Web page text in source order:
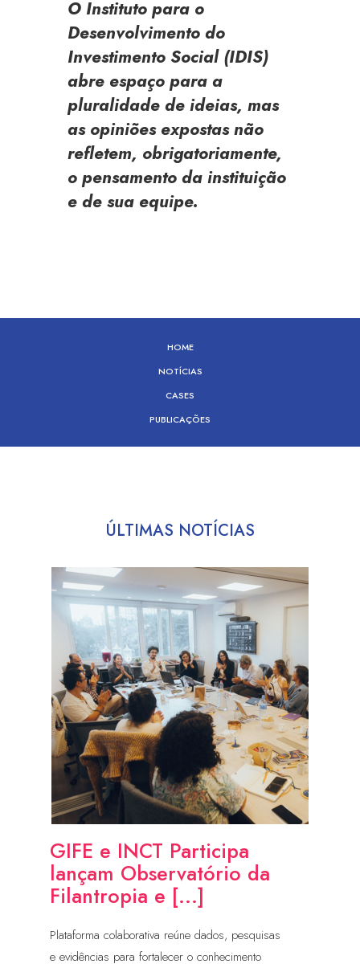
O Instituto para o
Desenvolvimento do
Investimento Social (IDIS)
abre espaço para a
pluralidade de ideias, mas
as opiniões expostas não
refletem, obrigatoriamente,
o pensamento da instituição
e de sua equipe.
HOME
NOTÍCIAS
CASES
PUBLICAÇÕES
ÚLTIMAS NOTÍCIAS
GIFE e INCT Participa
lançam Observatório da
Filantropia e [...]
Plataforma colaborativa reúne dados, pesquisas
e evidências para fortalecer o conhecimento